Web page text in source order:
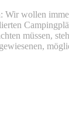
Wir wollen
müssen,